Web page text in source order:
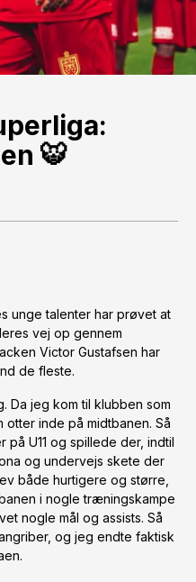
🐯
unge talenter har prøvet at
vej op gennem
Victor Gustafsen har
de fleste.
Da jeg kom til klubben som
otter inde på midtbanen. Så
U11 og spillede der, indtil
og undervejs skete der
både hurtigere og større,
i nogle træningskampe
nogle mål og assists. Så
og jeg endte faktisk